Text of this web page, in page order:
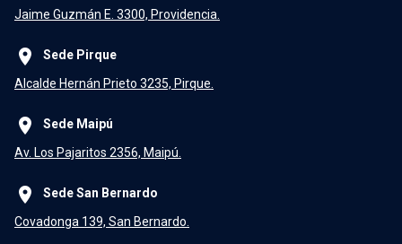
Jaime Guzmán E. 3300, Providencia.
place
Sede Pirque
Alcalde Hernán Prieto 3235, Pirque.
place
Sede Maipú
Av. Los Pajaritos 2356, Maipú.
place
Sede San Bernardo
Covadonga 139, San Bernardo.